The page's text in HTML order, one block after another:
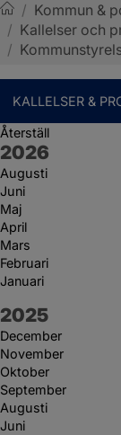
Sotenäs kommun
/ Kommun &
/ Kallelser och
/
KALLELSER &
Återställ
År:
2026
Augusti
Juni
Maj
April
Mars
Februari
Januari
År:
2025
December
November
Oktober
September
Augusti
Juni